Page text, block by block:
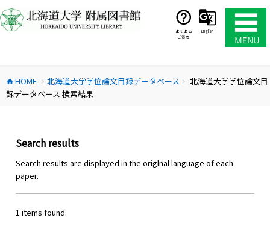
ン
テ
ス
キ
よくある
ご質問
English
home HOME chevron_right 北海道大学学位論文目録データベース chevron_right
北海道大学学位論文目
録データベース 検索結果
Search results
Search results are displayed in the origlnal language of each
paper.
1 items found.